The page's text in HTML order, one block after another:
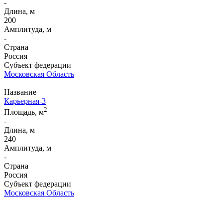
-
Длина, м
200
Амплитуда, м
-
Страна
Россия
Субъект федерации
Московская Область
Название
Карьерная-3
Площадь, м2
-
Длина, м
240
Амплитуда, м
-
Страна
Россия
Субъект федерации
Московская Область